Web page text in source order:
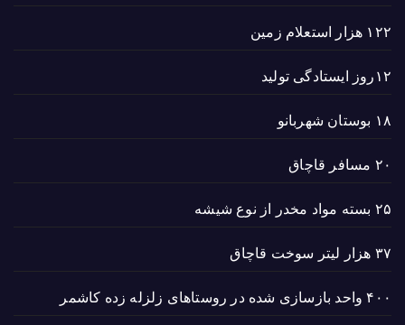
۱۲۲ هزار استعلام زمین
۱۲روز ایستادگی تولید
۱۸ بوستان شهربانو
۲۰ مسافر قاچاق
۲۵ بسته مواد مخدر از نوع شیشه
۳۷ هزار لیتر سوخت قاچاق
۴۰۰ واحد بازسازی شده در روستاهای زلزله زده کاشمر